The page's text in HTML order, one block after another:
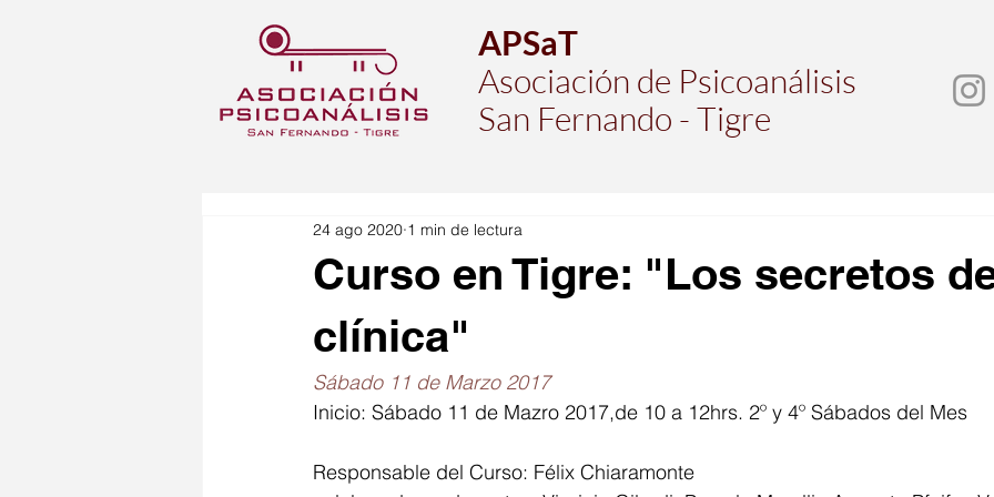
APSaT
Asociación de Psicoanálisis
San Fernando - Tigre
Curso en Tigre: "Los secretos
clínica"
24 ago 2020 1 min de lectura
Sábado 11 de Marzo 2017
Inicio: Sábado 11 de Mazro 2017,de 10 a 12hrs. 2º y 4º Sábados del Mes
Responsable del Curso: Félix Chiaramonte